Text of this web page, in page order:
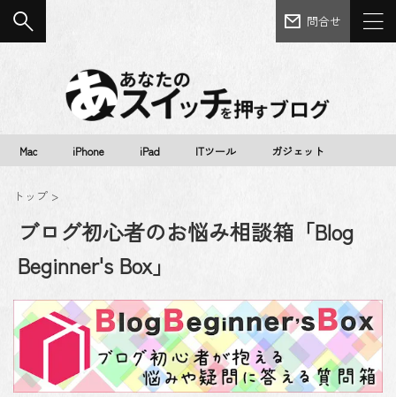
問合せ
Mac iPhone iPad ITツール ガジェット
トップ >
ブログ初心者のお悩み相談箱「Blog
Beginner's Box」